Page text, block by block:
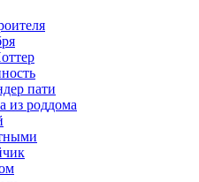
пати
из роддома